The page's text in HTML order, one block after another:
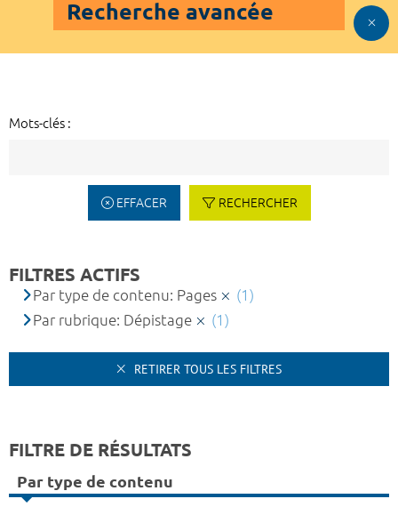
Recherche avancée
Mots-clés :
EFFACER RECHERCHER
FILTRES ACTIFS
Par type de contenu: Pages
(1)
Par rubrique: Dépistage
(1)
RETIRER TOUS LES FILTRES
FILTRE DE RÉSULTATS
Par type de contenu